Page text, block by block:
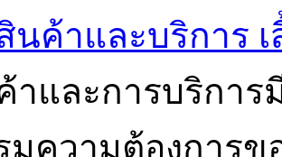
นค้าและบริการ
าและการบริกา
มความต้องการข